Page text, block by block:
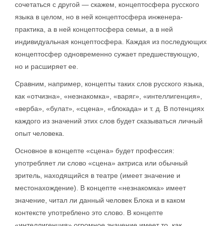
сочетаться с другой — скажем, концептосфера русского
языка в целом, но в ней концептосфера инженера-
практика, а в ней концептосфера семьи, а в ней
индивидуальная концептосфера. Каждая из последующих
концептосфер одновременно сужает предшествующую,
но и расширяет ее.
Сравним, например, концепты таких слов русского языка,
как «отчизна», «незнакомка», «варяг», «интеллигенция»,
«верба», «булат», «сцена», «блокада» и т. д. В потенциях
каждого из значений этих слов будет сказываться личный
опыт человека.
Основное в концепте «сцена» будет профессия:
употребляет ли слово «сцена» актриса или обычный
зритель, находящийся в театре (имеет значение и
местонахождение). В концепте «незнакомка» имеет
значение, читал ли данный человек Блока и в каком
контексте употреблено это слово. В концепте